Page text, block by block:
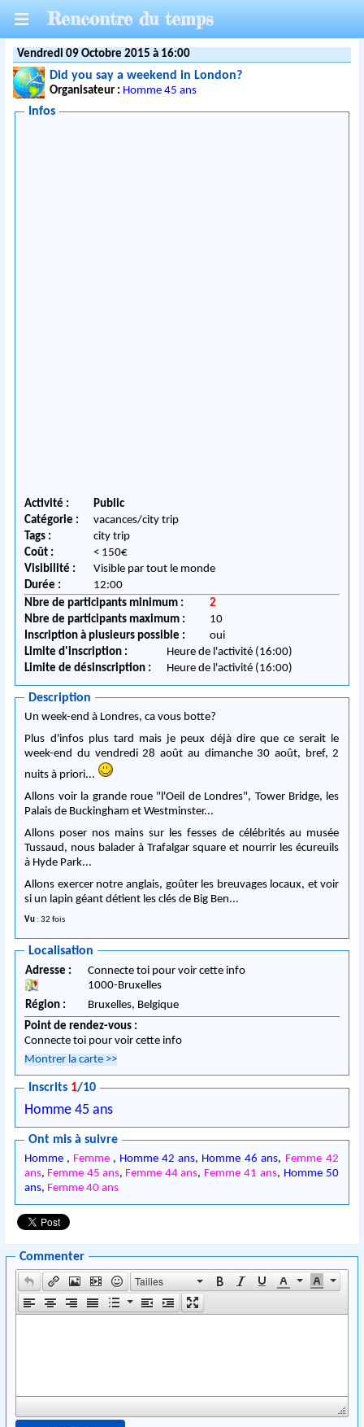
Rencontre du temps
Vendredi 09 Octobre 2015 à 16:00
Did you say a weekend in London?
Organisateur : Homme 45 ans
Infos
Activité :
Public
Catégorie :
vacances/city trip
Tags :
city trip
Coût :
< 150€
Visibilité :
Visible par tout le monde
Durée :
12:00
Nbre de participants minimum :
2
Nbre de participants maximum :
10
Inscription à plusieurs possible :
oui
Limite d'inscription :
Heure de l'activité (16:00)
Limite de désinscription :
Heure de l'activité (16:00)
Description
Un week-end à Londres, ca vous botte?
Plus d'infos plus tard mais je peux déjà dire que ce serait le
week-end du vendredi 28 août au dimanche 30 août, bref, 2
nuits à priori...
Allons voir la grande roue "l'Oeil de Londres", Tower Bridge, les
Palais de Buckingham et Westminster...
Allons poser nos mains sur les fesses de célébrités au musée
Tussaud, nous balader à Trafalgar square et nourrir les écureuils
à Hyde Park...
Allons exercer notre anglais, goûter les breuvages locaux, et voir
si un lapin géant détient les clés de Big Ben...
Vu : 32 fois
Localisation
Adresse :
Connecte toi pour voir cette info
1000-Bruxelles
Région :
Bruxelles, Belgique
Point de rendez-vous :
Connecte toi pour voir cette info
Montrer la carte >>
Inscrits 1/10
Homme 45 ans
Ont mis à suivre
Homme , Femme , Homme 42 ans, Homme 46 ans, Femme 42
ans, Femme 45 ans, Femme 44 ans, Femme 41 ans, Homme 50
ans, Femme 40 ans
Commenter
Tailles